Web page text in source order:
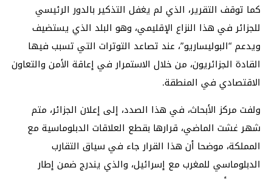
كما توقف التقرير، الذي لم يغفل التذكير بالدور الرئيسي
للجزائر في هذا النزاع الإقليمي، وهو البلد الذي يستضيف
ويدعم “البوليساريو”، عند تصاعد التوترات التي تسبب فيها
القادة الجزائريون، من خلال الاستمرار في إعاقة الأمن والتعاون
الاقتصادي في المنطقة.
ولفت مركز الأبحاث، في هذا الصدد، إلى إعلان الجزائر، متم
شهر غشت الماضي، قرارها بقطع العلاقات الدبلوماسية مع
المملكة، موضحا أن هذا القرار جاء في سياق التقارب
الدبلوماسي للمغرب مع إسرائيل، والذي يندرج ضمن إطار